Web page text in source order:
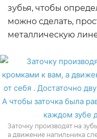
зубья, чтобы
можно сделать,
металлическую
Заточку производят на
а движение напильника